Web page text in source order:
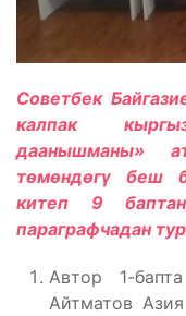
Советбек
калпак
даанышманы»
төмөндөгү беш
китеп 9
параграфчадан
Автор 1-
Айтматов